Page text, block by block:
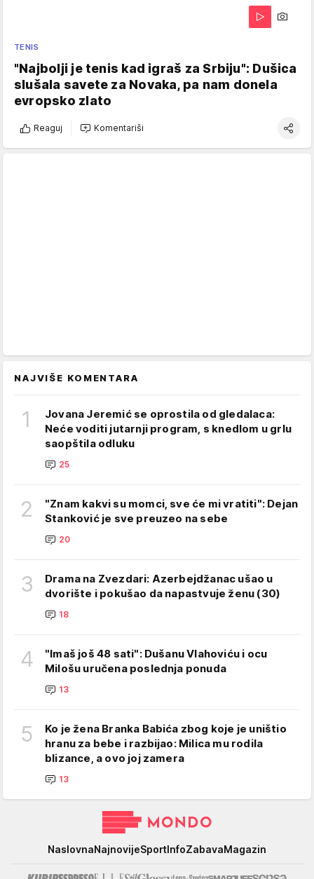
TENIS
"Najbolji je tenis kad igraš za Srbiju": Dušica
slušala savete za Novaka, pa nam donela
evropsko zlato
Reaguj Komentariši
NAJVIŠE KOMENTARA
1
Jovana Jeremić se oprostila od gledalaca:
Neće voditi jutarnji program, s knedlom u grlu
saopštila odluku
25
2
"Znam kakvi su momci, sve će mi vratiti": Dejan
Stanković je sve preuzeo na sebe
20
3
Drama na Zvezdari: Azerbejdžanac ušao u
dvorište i pokušao da napastvuje ženu (30)
18
4
"Imaš još 48 sati": Dušanu Vlahoviću i ocu
Milošu uručena poslednja ponuda
13
5
Ko je žena Branka Babića zbog koje je uništio
hranu za bebe i razbijao: Milica mu rodila
blizance, a ovo joj zamera
13
NaslovnaNajnovijeSportInfoZabavaMagazin